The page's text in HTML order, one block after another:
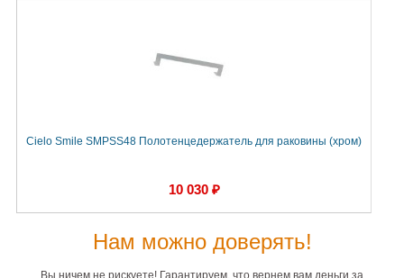
Cielo Smile SMPSS48 Полотенцедержатель для раковины (хром)
10 030 ₽
Нам можно доверять!
Вы ничем не рискуете! Гарантируем, что вернем вам деньги за